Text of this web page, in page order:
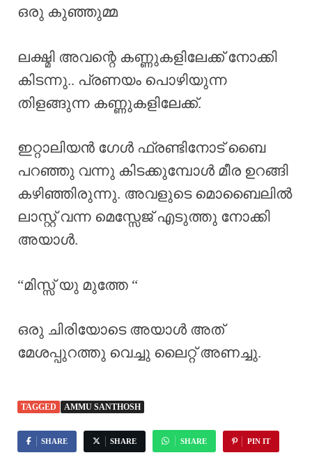
ഒരു കുഞ്ഞുമ്മ
ലക്ഷ്മി അവന്റെ കണ്ണുകളിലേക്ക് നോക്കി
കിടന്നു.. പ്രണയം പൊഴിയുന്ന
തിളങ്ങുന്ന കണ്ണുകളിലേക്ക്.
ഇറ്റാലിയൻ ഗേൾ ഫ്രണ്ടിനോട് ബൈ
പറഞ്ഞു വന്നു കിടക്കുമ്പോൾ മീര ഉറങ്ങി
കഴിഞ്ഞിരുന്നു. അവളുടെ മൊബൈലിൽ
ലാസ്റ്റ് വന്ന മെസ്സേജ് എടുത്തു നോക്കി
അയാൾ.
“മിസ്സ് യു മുത്തേ “
ഒരു ചിരിയോടെ അയാൾ അത്
മേശപ്പുറത്തു വെച്ചു ലൈറ്റ് അണച്ചു.
TAGGED AMMU SANTHOSH
SHARE SHARE SHARE PIN IT